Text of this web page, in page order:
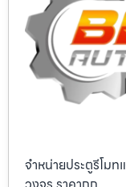
จำหน่ายประตูรีโม